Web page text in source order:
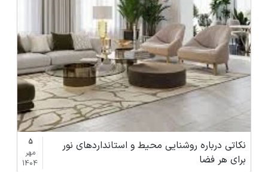
نکاتی درباره روشنایی محیط و استانداردهای نور
برای هر فضا
5
مهر
1404